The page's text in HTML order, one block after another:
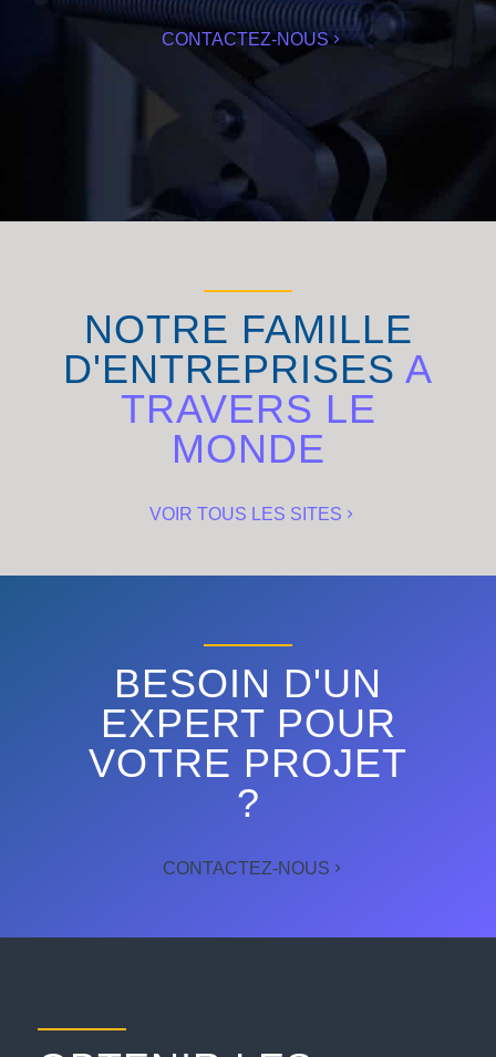
CONTACTEZ-NOUS
NOTRE FAMILLE
D'ENTREPRISES A
TRAVERS LE
MONDE
VOIR TOUS LES SITES
BESOIN D'UN
EXPERT POUR
VOTRE PROJET
?
CONTACTEZ-NOUS